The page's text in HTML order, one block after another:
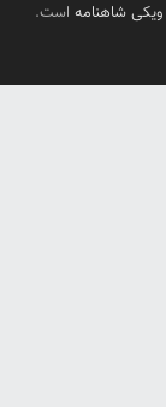
ویکی شاهنامه است.